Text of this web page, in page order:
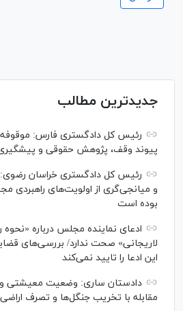
جدیدترین مطالب
رئیس کل دادگستری فارس:
پیوند وقف، پژوهش حقوقی و
رئیس کل دادگستری خراسان
و میانجی‌گری از اولویت‌های راهبردی
بوده است
ادعای نماینده مجلس درباره
لاریجانی» صحت ندارد/ بررسی‌های
این ادعا را تایید نمی‌کند
دادستان ساری: وضعیت معیشتی و
مقابله با تخریب جنگل‌ها و تصرف اراضی